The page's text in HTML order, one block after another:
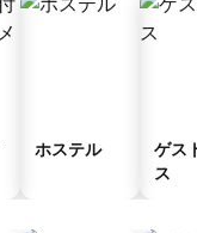
ホステル
ゲス
ス